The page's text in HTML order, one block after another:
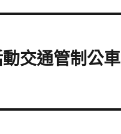
交通管制公車